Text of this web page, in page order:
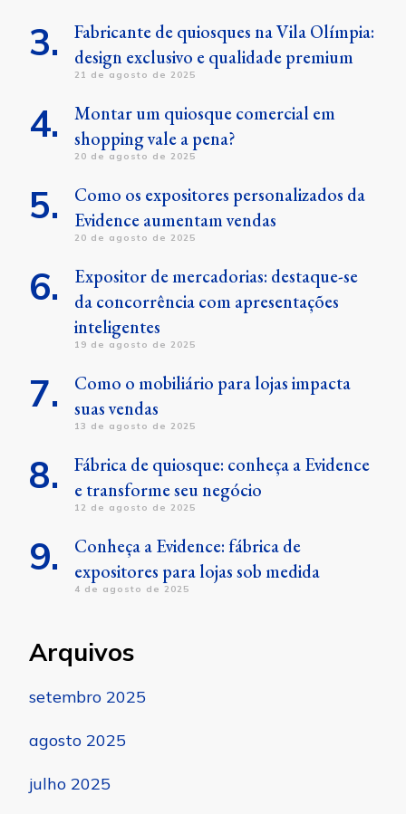
Fabricante de quiosques na Vila Olímpia:
design exclusivo e qualidade premium
21 de agosto de 2025
Montar um quiosque comercial em
shopping vale a pena?
20 de agosto de 2025
Como os expositores personalizados da
Evidence aumentam vendas
20 de agosto de 2025
Expositor de mercadorias: destaque-se
da concorrência com apresentações
inteligentes
19 de agosto de 2025
Como o mobiliário para lojas impacta
suas vendas
13 de agosto de 2025
Fábrica de quiosque: conheça a Evidence
e transforme seu negócio
12 de agosto de 2025
Conheça a Evidence: fábrica de
expositores para lojas sob medida
4 de agosto de 2025
Arquivos
setembro 2025
agosto 2025
julho 2025